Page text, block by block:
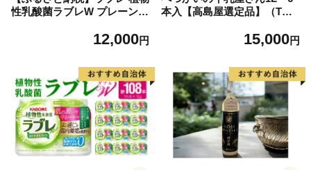
性乳酸菌ラブレW プレーン 3
不使用 コレステロール 脂肪
KB290 乳酸菌飲料 飲料 カゴ
メ 習慣 送料無料
12,000円
本入【高島屋選定品】（TK0
15,000円